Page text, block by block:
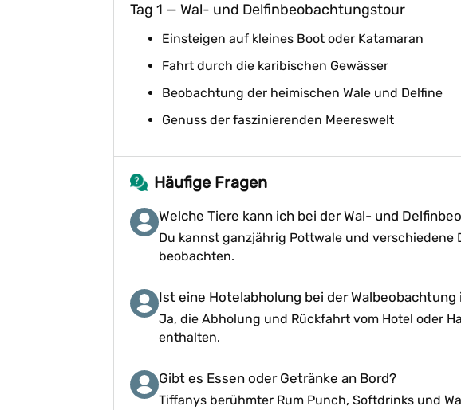
Tag 1 — Wal- und Delfinbeobachtungstour
Einsteigen auf kleines Boot oder Katamaran
Fahrt durch die karibischen Gewässer
Beobachtung der heimischen Wale und Delfine
Genuss der faszinierenden Meereswelt
Häufige Fragen
Welche Tiere kann ich bei der Wal- und
Du kannst ganzjährig Pottwale und verschiedene
beobachten.
Ist eine Hotelabholung bei der Walbeobachtung
Ja, die Abholung und Rückfahrt vom Hotel oder
enthalten.
Gibt es Essen oder Getränke an Bord?
Tiffanys berühmter Rum Punch, Softdrinks und